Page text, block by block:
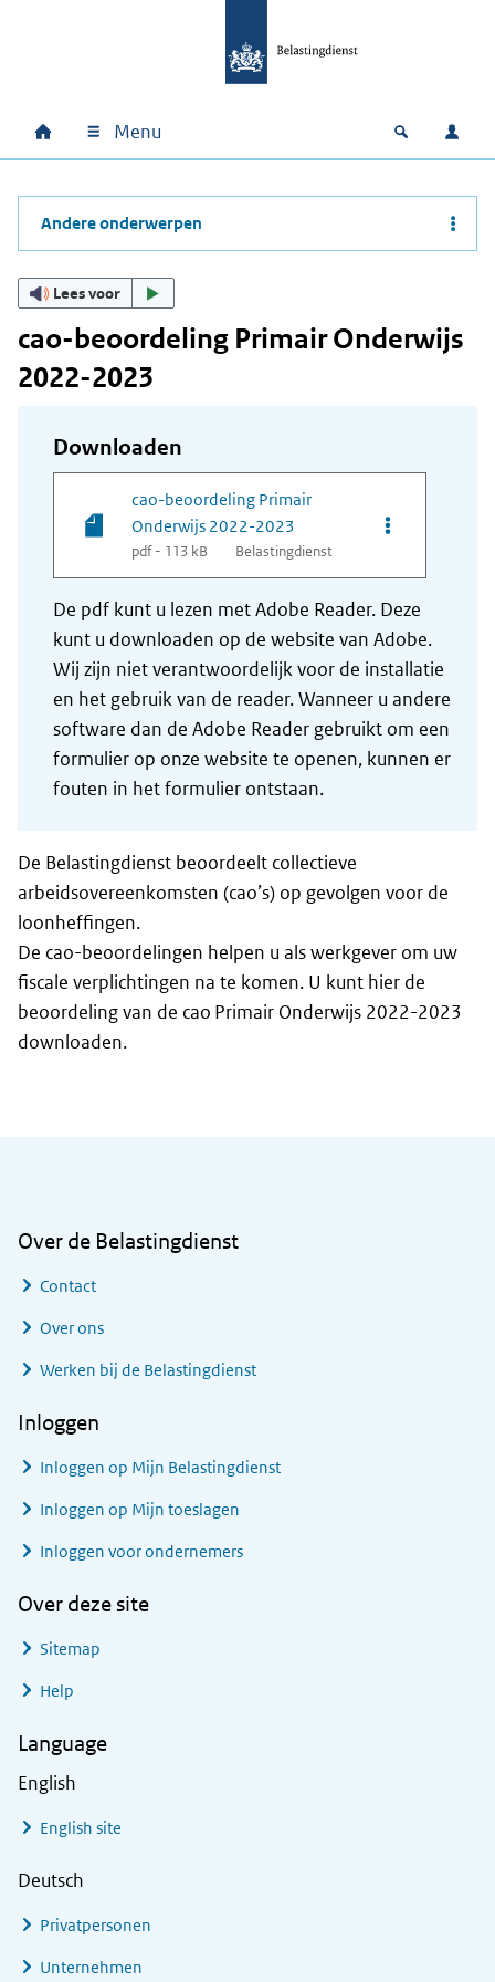
Hoofdnavigatie
Home Menu Open
Andere onderwerpen
Lees voor
cao-beoordeling Primair Onderwijs
2022-2023
Downloaden
cao-beoordeling Primair
Onderwijs 2022-2023
pdf - 113 kB Belastingdienst
Opties van
De pdf kunt u lezen met Adobe Reader. Deze
kunt u downloaden op de website van Adobe.
Wij zijn niet verantwoordelijk voor de installatie
en het gebruik van de reader. Wanneer u andere
software dan de Adobe Reader gebruikt om een
formulier op onze website te openen, kunnen er
fouten in het formulier ontstaan.
De Belastingdienst beoordeelt collectieve
arbeidsovereenkomsten (cao’s) op gevolgen voor de
loonheffingen.
De cao-beoordelingen helpen u als werkgever om uw
fiscale verplichtingen na te komen. U kunt hier de
beoordeling van de cao Primair Onderwijs 2022-2023
downloaden.
Over de Belastingdienst
Contact
Over ons
Werken bij de Belastingdienst
Inloggen
Inloggen op Mijn Belastingdienst
Inloggen op Mijn toeslagen
Inloggen voor ondernemers
Over deze site
Sitemap
Help
Language
English
English site
Deutsch
Privatpersonen
Unternehmen